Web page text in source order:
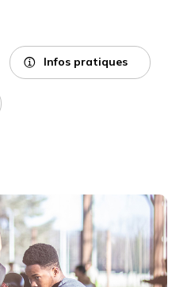
Infos pratiques